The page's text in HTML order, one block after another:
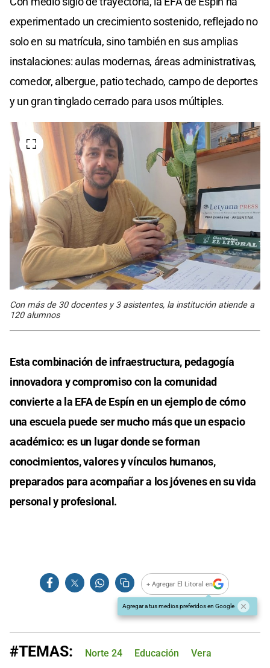
experimentado un crecimiento sostenido, reflejado no
solo en su matrícula, sino también en sus amplias
instalaciones: aulas modernas, áreas administrativas,
comedor, albergue, patio techado, campo de deportes
y un gran tinglado cerrado para usos múltiples.
Con más de 30 docentes y 3 asistentes, la institución atiende a
120 alumnos
Esta combinación de infraestructura, pedagogía
innovadora y compromiso con la comunidad
convierte a la EFA de Espín en un ejemplo de cómo
una escuela puede ser mucho más que un espacio
académico: es un lugar donde se forman
conocimientos, valores y vínculos humanos,
preparados para acompañar a los jóvenes en su vida
personal y profesional.
+ Agregar El Litoral en
Agregar a tus medios preferidos en Google
#TEMAS: Norte 24 Educación Vera